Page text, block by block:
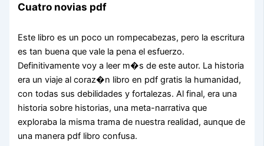
Cuatro novias pdf
Este libro es un poco un rompecabezas, pero la escritura
es tan buena que vale la pena el esfuerzo.
Definitivamente voy a leer m�s de este autor. La historia
era un viaje al coraz�n libro en pdf gratis la humanidad,
con todas sus debilidades y fortalezas. Al final, era una
historia sobre historias, una meta-narrativa que
exploraba la misma trama de nuestra realidad, aunque de
una manera pdf libro confusa.